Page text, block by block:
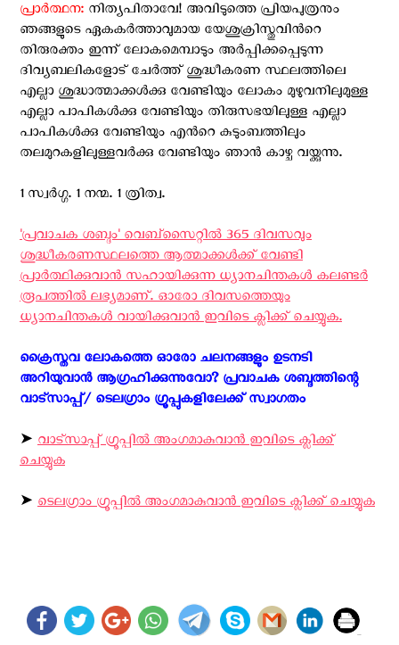
പ്രാര്‍ത്ഥന: നിത്യപിതാവേ! അവിടുത്തെ പ്രിയപുത്രനും
ഞങ്ങളുടെ ഏകകര്‍ത്താവുമായ യേശുക്രിസ്തുവിന്‍റെ
തിരുരക്തം ഇന്ന് ലോകമെമ്പാടും അര്‍പ്പിക്കപ്പെടുന്ന
ദിവ്യബലികളോട് ചേര്‍ത്ത് ശുദ്ധീകരണ സ്ഥലത്തിലെ
എല്ലാ ശുദ്ധാത്മാക്കള്‍ക്കു വേണ്ടിയും ലോകം മുഴുവനിലുമുള്ള
എല്ലാ പാപികള്‍ക്കു വേണ്ടിയും തിരുസഭയിലുള്ള എല്ലാ
പാപികള്‍ക്കു വേണ്ടിയും എന്‍റെ കുടുംബത്തിലും
തലമുറകളിലുള്ളവര്‍ക്കു വേണ്ടിയും ഞാന്‍ കാഴ്ച വയ്ക്കുന്നു.
1 സ്വര്‍ഗ്ഗ. 1 നന്മ. 1 ത്രിത്വ.
'പ്രവാചക ശബ്ദം' വെബ്സൈറ്റില്‍ 365 ദിവസവും
ശുദ്ധീകരണസ്ഥലത്തെ ആത്മാക്കള്‍ക്ക് വേണ്ടി
പ്രാര്‍ത്ഥിക്കുവാന്‍ സഹായിക്കുന്ന ധ്യാനചിന്തകള്‍ കലണ്ടര്‍
രൂപത്തില്‍ ലഭ്യമാണ്. ഓരോ ദിവസത്തെയും
ധ്യാനചിന്തകള്‍ വായിക്കുവാന്‍ ഇവിടെ ക്ലിക്ക് ചെയ്യുക.
ക്രൈസ്തവ ലോകത്തെ ഓരോ ചലനങ്ങളും ഉടനടി
അറിയുവാന്‍ ആഗ്രഹിക്കുന്നുവോ? പ്രവാചക ശബ്ദത്തിന്റെ
വാട്സാപ്പ്/ ടെലഗ്രാം ഗ്രൂപ്പുകളിലേക്ക് സ്വാഗതം ‍
➤ വാട്സാപ്പ് ഗ്രൂപ്പിൽ അംഗമാകുവാൻ ഇവിടെ ക്ലിക്ക്
ചെയ്യുക
➤ ടെലഗ്രാം ഗ്രൂപ്പിൽ അംഗമാകുവാൻ ഇവിടെ ക്ലിക്ക് ചെയ്യുക